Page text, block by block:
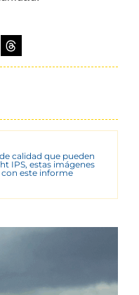
calidad que pueden
IPS, estas imágenes
este informe